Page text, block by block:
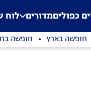
Application error: a
. כפוליםמדורים לוח
חופשה בארץ חופשה